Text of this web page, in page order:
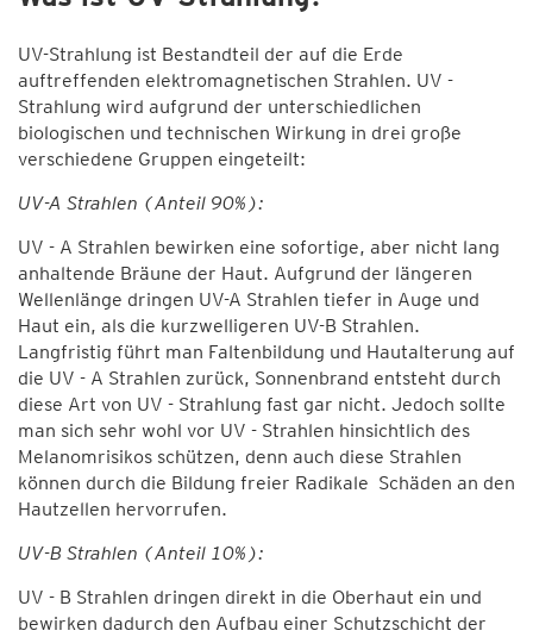
UV-Strahlung ist Bestandteil der auf die Erde
auftreffenden elektromagnetischen Strahlen. UV -
Strahlung wird aufgrund der unterschiedlichen
biologischen und technischen Wirkung in drei große
verschiedene Gruppen eingeteilt:
UV-A Strahlen (Anteil 90%):
UV - A Strahlen bewirken eine sofortige, aber nicht lang
anhaltende Bräune der Haut. Aufgrund der längeren
Wellenlänge dringen UV-A Strahlen tiefer in Auge und
Haut ein, als die kurzwelligeren UV-B Strahlen.
Langfristig führt man Faltenbildung und Hautalterung auf
die UV - A Strahlen zurück, Sonnenbrand entsteht durch
diese Art von UV - Strahlung fast gar nicht. Jedoch sollte
man sich sehr wohl vor UV - Strahlen hinsichtlich des
Melanomrisikos schützen, denn auch diese Strahlen
können durch die Bildung freier Radikale Schäden an den
Hautzellen hervorrufen.
UV-B Strahlen (Anteil 10%):
UV - B Strahlen dringen direkt in die Oberhaut ein und
bewirken dadurch den Aufbau einer Schutzschicht der